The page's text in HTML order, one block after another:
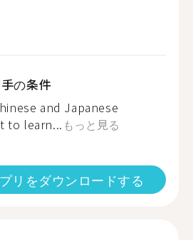
の条件
and Japanese
to learn... もっと見る
リをダウンロードする